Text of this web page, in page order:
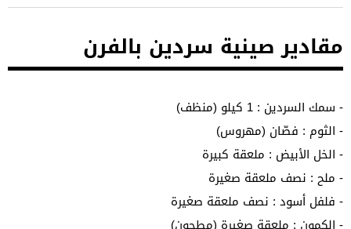
مقادير صينية سردين بالفرن
- سمك السردين : 1 كيلو (منظف)
- الثوم : فصّان (مهروس)
- الخل الأبيض : ملعقة كبيرة
- ملح : نصف ملعقة صغيرة
- فلفل أسود : نصف ملعقة صغيرة